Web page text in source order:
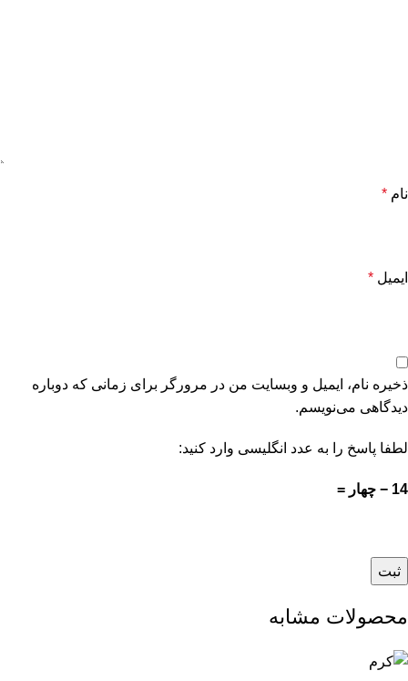
نام *
ایمیل *
ذخیره نام، ایمیل و وبسایت من در مرورگر برای زمانی که دوباره
دیدگاهی می‌نویسم.
لطفا پاسخ را به عدد انگلیسی وارد کنید:
14 − چهار =
محصولات مشابه